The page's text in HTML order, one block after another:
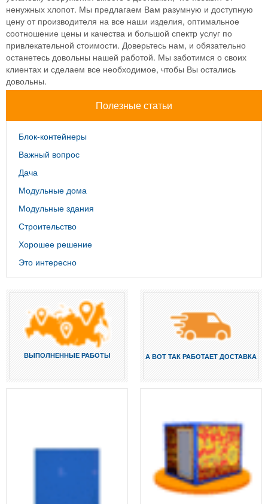
ненужных хлопот. Мы предлагаем Вам разумную и доступную
цену от производителя на все наши изделия, оптимальное
соотношение цены и качества и большой спектр услуг по
привлекательной стоимости. Доверьтесь нам, и обязательно
останетесь довольны нашей работой. Мы заботимся о своих
клиентах и сделаем все необходимое, чтобы Вы остались
довольны.
Полезные статьи
Блок-контейнеры
Важный вопрос
Дача
Модульные дома
Модульные здания
Строительство
Хорошее решение
Это интересно
ВЫПОЛНЕННЫЕ РАБОТЫ А ВОТ ТАК РАБОТАЕТ ДОСТАВКА